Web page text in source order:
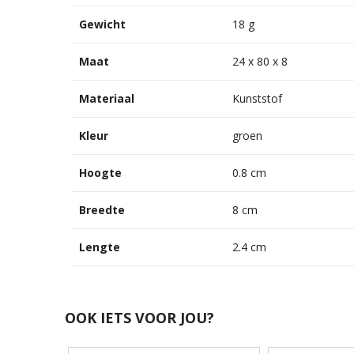
Gewicht 18 g
Maat 24 x 80 x 8
Materiaal Kunststof
Kleur groen
Hoogte 0.8 cm
Breedte 8 cm
Lengte 2.4 cm
OOK IETS VOOR JOU?